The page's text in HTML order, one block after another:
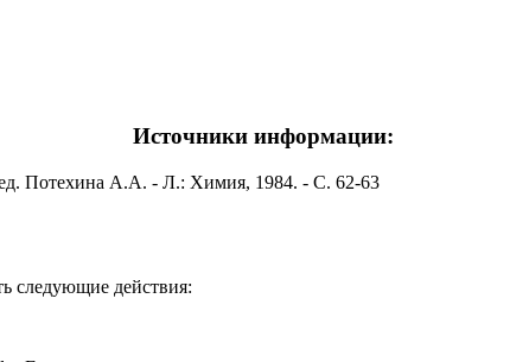
Источники информации:
Потехина А.А. - Л.: Химия, 1984. - С. 62-63
следующие действия: